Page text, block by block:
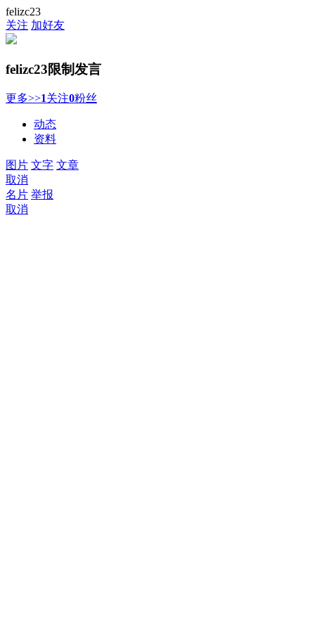
felizc23
关注 加好友
felizc23限制发言
更多>>1关注0粉丝
动态
资料
图片 文字 文章
取消
名片 举报
取消